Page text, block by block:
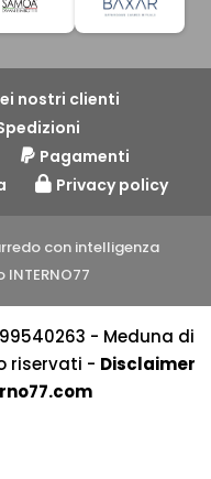
nostri clienti
Pagamenti
Privacy policy
con intelligenza
- Meduna di
riservati - Disclaimer